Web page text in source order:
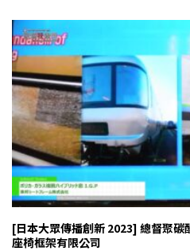
[日本大眾傳播創新 2023] 總督聚
座椅框架有限公司